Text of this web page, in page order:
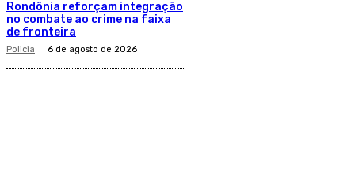
Rondônia reforçam integração
no combate ao crime na faixa
de fronteira
Policia 6 de agosto de 2026